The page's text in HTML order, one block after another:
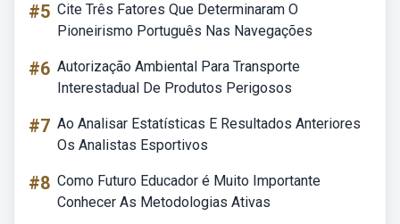
#5 Cite Três Fatores Que Determinaram O
Pioneirismo Português Nas Navegações
#6 Autorização Ambiental Para Transporte
Interestadual De Produtos Perigosos
#7 Ao Analisar Estatísticas E Resultados Anteriores
Os Analistas Esportivos
#8 Como Futuro Educador é Muito Importante
Conhecer As Metodologias Ativas